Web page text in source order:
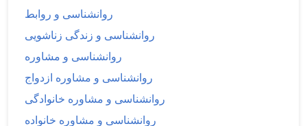
روانشناسی و روابط
روانشناسی و زندگی زناشویی
روانشناسی و مشاوره
روانشناسی و مشاوره ازدواج
روانشناسی و مشاوره خانوادگی
روانشناسی و مشاوره خانواده